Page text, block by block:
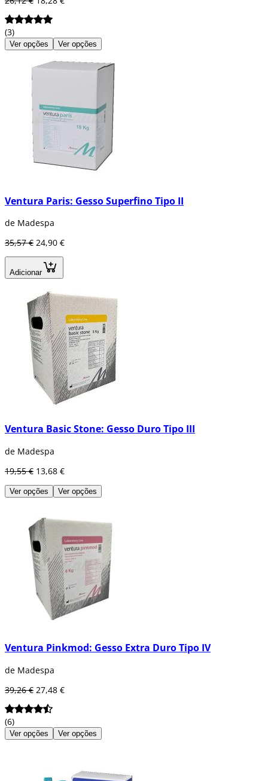
(3)
Ver opções Ver opções
Ventura Paris: Gesso Superfino Tipo II
de Madespa
35,57 € 24,90 €
Adicionar
Ventura Basic Stone: Gesso Duro Tipo III
de Madespa
19,55 € 13,68 €
Ver opções Ver opções
Ventura Pinkmod: Gesso Extra Duro Tipo IV
de Madespa
39,26 € 27,48 €
(6)
Ver opções Ver opções